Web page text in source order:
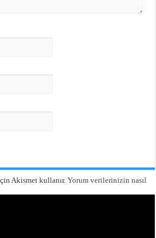
Akismet kullanır.Yorum verilerinizin nasıl